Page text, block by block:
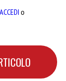
ACCEDI o